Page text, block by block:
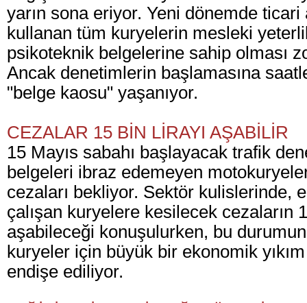
yarın sona eriyor. Yeni dönemde
kullanan tüm kuryelerin mesleki
psikoteknik belgelerine sahip olması
Ancak denetimlerin başlamasına
"belge kaosu" yaşanıyor.
CEZALAR 15 BİN LİRAYI AŞABİLİR
15 Mayıs sabahı başlayacak trafik
belgeleri ibraz edemeyen
cezaları bekliyor. Sektör kulislerinde,
çalışan kuryelere kesilecek cezaların
aşabileceği konuşulurken, bu
kuryeler için büyük bir ekonomik
endişe ediliyor.